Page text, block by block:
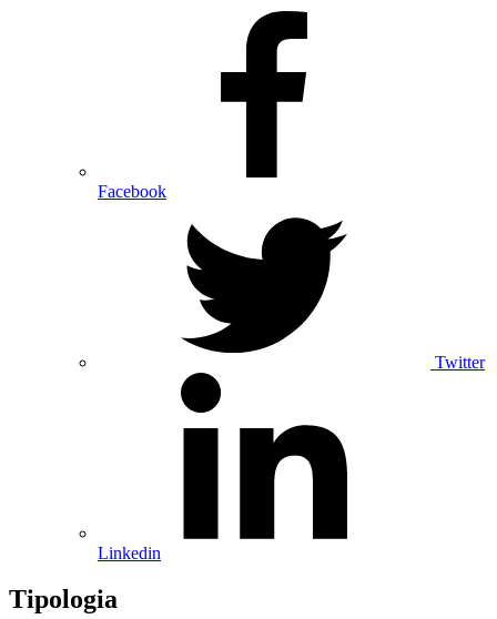
Facebook
Twitter
Linkedin
Tipologia